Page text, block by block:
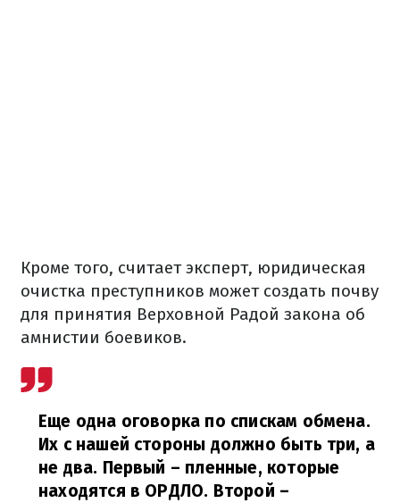
Кроме того, считает эксперт, юридическая
очистка преступников может создать почву
для принятия Верховной Радой закона об
амнистии боевиков.
Еще одна оговорка по спискам обмена.
Их с нашей стороны должно быть три, а
не два. Первый – пленные, которые
находятся в ОРДЛО. Второй –